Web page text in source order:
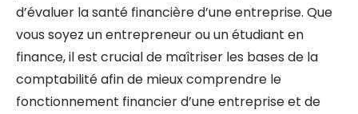
d’évaluer la santé financière d’une entreprise. Que
vous soyez un entrepreneur ou un étudiant en
finance, il est crucial de maîtriser les bases de la
comptabilité afin de mieux comprendre le
fonctionnement financier d’une entreprise et de